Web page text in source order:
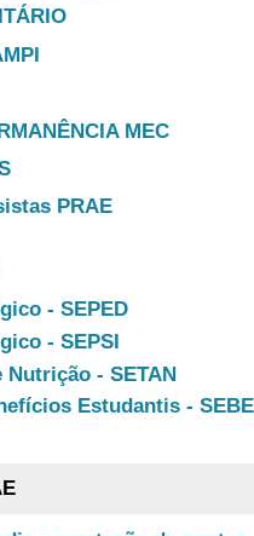
MEC
PRAE
- SEPED
- SEPSI
- SETAN
Estudantis -